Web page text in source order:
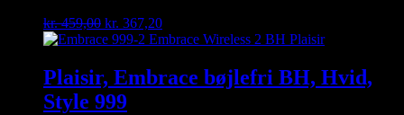
kr.459,00 Original
price
kr. 459,00.
kr. 367,20Current
price
kr. 367,20.
Plaisir, Embrace bøjlefri BH, Hvid,
Style 999